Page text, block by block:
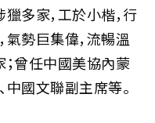
多家，工於小楷，行
氣勢巨集偉，流暢溫
；曾任中國美協內蒙
中國文聯副主席等。